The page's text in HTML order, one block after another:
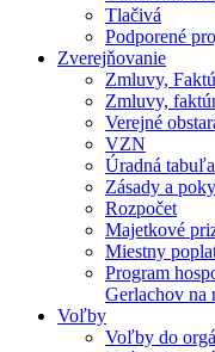
Tlačivá
Podporené
Zverejňovanie
Zmluvy,
Zmluvy,
Verejné
VZN
Úradná tabuľa
Zásady a
Rozpočet
Majetkové
Miestny
Program
Gerlachov na
Voľby
Voľby do